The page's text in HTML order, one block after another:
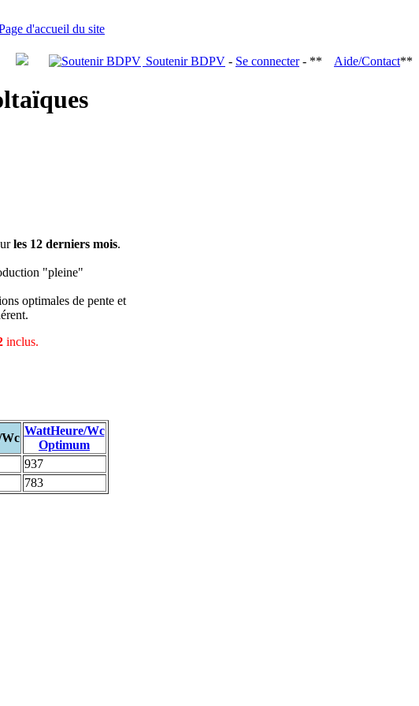
Soutenir BDPV - Se connecter- ** Aide/Contact**
les 12 derniers mois.
"pleine"
optimales de pente et
inclus.
WattHeure/Wc
Optimum
937
783